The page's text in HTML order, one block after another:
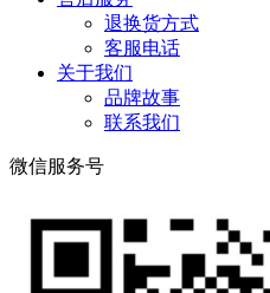
退换货方式
客服电话
关于我们
品牌故事
联系我们
微信服务号